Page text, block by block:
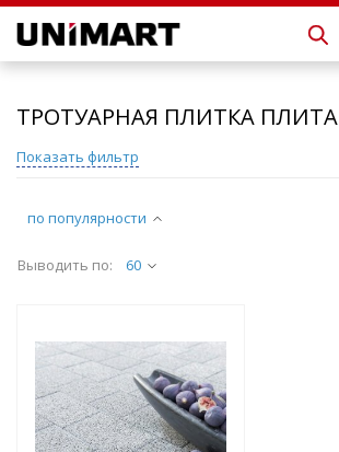
ТРОТУАРНАЯ ПЛИТКА ПЛИТА
по популярности
Выводить по: 60
Показать фильтр